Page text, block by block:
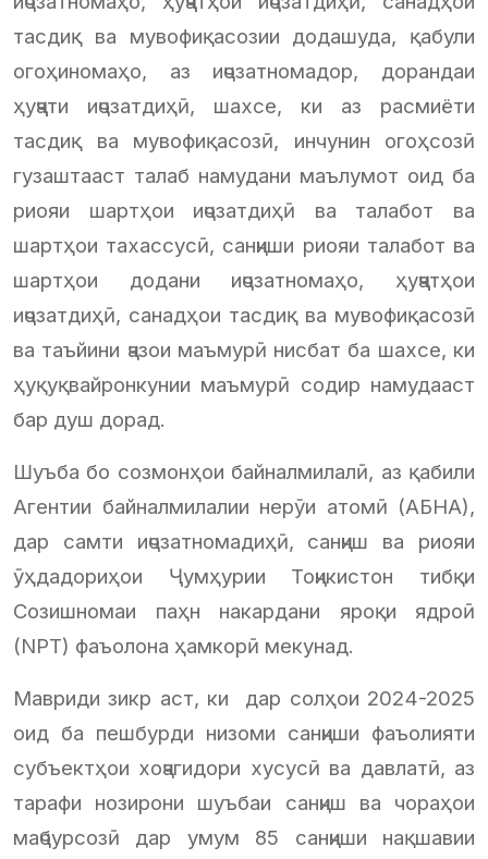
тасдиқ ва мувофиқасозии додашуда, қабули
огоҳиномаҳо, аз иҷозатномадор, дорандаи
ҳуҷҷати иҷозатдиҳӣ, шахсе, ки аз расмиёти
тасдиқ ва мувофиқасозӣ, инчунин огоҳсозӣ
гузаштааст талаб намудани маълумот оид ба
риояи шартҳои иҷозатдиҳӣ ва талабот ва
шартҳои тахассусӣ, санҷиши риояи талабот ва
шартҳои додани иҷозатномаҳо, ҳуҷҷатҳои
иҷозатдиҳӣ, санадҳои тасдиқ ва мувофиқасозӣ
ва таъйини ҷазои маъмурӣ нисбат ба шахсе, ки
ҳуқуқвайронкунии маъмурӣ содир намудааст
бар душ дорад.
Шуъба бо созмонҳои байналмилалӣ, аз қабили
Агентии байналмилалии нерӯи атомӣ (АБНА),
дар самти иҷозатномадиҳӣ, санҷиш ва риояи
ӯҳдадориҳои Ҷумҳурии Тоҷикистон тибқи
Созишномаи паҳн накардани яроқи ядроӣ
(NPT) фаъолона ҳамкорӣ мекунад.
Мавриди зикр аст, ки дар солҳои 2024-2025
оид ба пешбурди низоми санҷиши фаъолияти
субъектҳои хоҷагидори хусусӣ ва давлатӣ, аз
тарафи нозирони шуъбаи санҷиш ва чораҳои
маҷбурсозӣ дар умум 85 санҷиши нақшавии